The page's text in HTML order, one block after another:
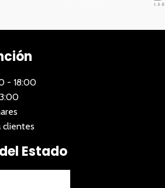
- 18:00
clientes
Estado